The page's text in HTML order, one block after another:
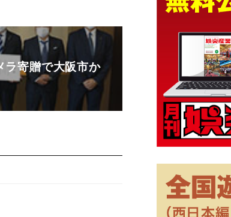
寄贈で大阪市か